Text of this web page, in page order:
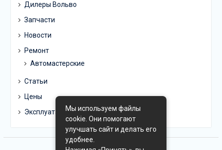
Дилеры Вольво
Запчасти
Новости
Ремонт
Автомастерские
Статьи
Цены
ЭксплуатацияМы используем файлы
cookie. Они помогают
улучшать сайт и делать его
удобнее.